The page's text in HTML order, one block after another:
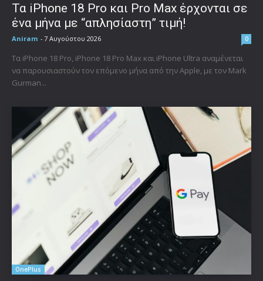
Τα iPhone 18 Pro και Pro Max έρχονται σε
ένα μήνα με “απλησίαστη” τιμή!
Aniram - 7 Αυγούστου 2026 0
Τα iPhone 18 Pro, iPhone 18 Pro Max και iPhone Ultra αναμένεται
να παρουσιαστούν τον επόμενο μήνα από την Apple, με τον Mark
Gurman...
OnePlus